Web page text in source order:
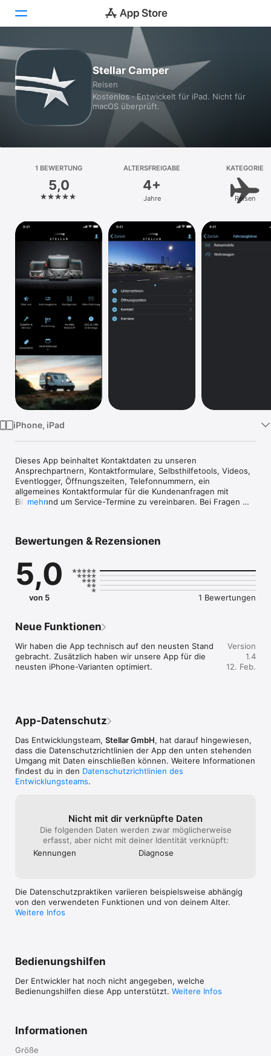
Spiele
Apps
Plattform
iPhone
iPad
Vision
Watch
TV
Stellar Camper
Reisen
Kostenlos · Entwickelt für iPad. Nicht für
macOS überprüft.
1 BEWERTUNG
5,0
ALTERSFREIGABE
4+
Jahre
KATEGORIE
Reisen
iPhone, iPad
Dieses App beinhaltet Kontaktdaten zu unseren
Ansprechpartnern, Kontaktformulare, Selbsthilfetools, Videos,
Eventlogger, Öffnungszeiten, Telefonnummern, ein
allgemeines Kontaktformular für die Kundenanfragen mit
Bildern und um Service-Termine zu vereinbaren. Bei Fragen
mehr
Bewertungen & Rezensionen
5,0
von 5 1 Bewertungen
Neue Funktionen
Wir haben die App technisch auf den neusten Stand
gebracht. Zusätzlich haben wir unsere App für die
neusten iPhone-Varianten optimiert.
Version
1.4
12. Feb.
App-Datenschutz
Das Entwicklungsteam, Stellar GmbH, hat darauf hingewiesen,
dass die Datenschutz­richtlinien der App den unten stehenden
Umgang mit Daten einschließen können. Weitere Informationen
findest du in den Datenschutzrichtlinien des
Entwicklungsteams.
Nicht mit dir verknüpfte Daten
Die folgenden Daten werden zwar möglicherweise
erfasst, aber nicht mit deiner Identität verknüpft:
Kennungen
Diagnose
Die Datenschutzpraktiken variieren beispielsweise abhängig
von den verwendeten Funktionen und von deinem Alter.
Weitere Infos
Bedienungshilfen
Der Entwickler hat noch nicht angegeben, welche
Bedienungshilfen diese App unterstützt. Weitere Infos
Informationen
Größe